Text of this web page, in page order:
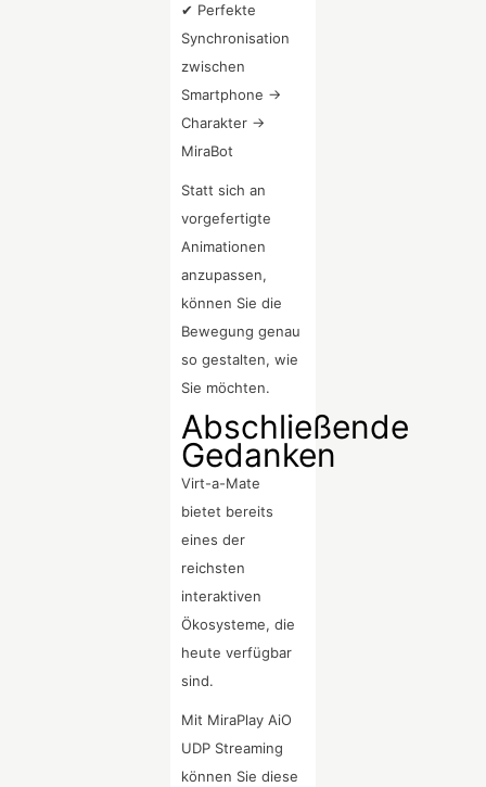
✔ Perfekte
Synchronisation
zwischen
Smartphone →
Charakter →
MiraBot
Statt sich an
vorgefertigte
Animationen
anzupassen,
können Sie die
Bewegung genau
so gestalten, wie
Sie möchten.
Abschließende
Gedanken
Virt-a-Mate
bietet bereits
eines der
reichsten
interaktiven
Ökosysteme, die
heute verfügbar
sind.
Mit MiraPlay AiO
UDP Streaming
können Sie diese